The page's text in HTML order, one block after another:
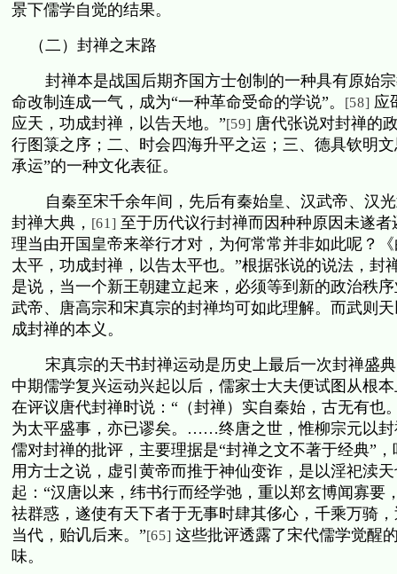
景下儒学自觉的结果。
（二）封禅之末路
封禅本是战国后期齐国方士创制的一种具有原始
命改制连成一气，成为“一种革命受命的学说”。
[58] 应
应天，功成封禅，以告天地。”[59] 唐代张说对封禅的
行图箓之序；二、时会四海升平之运；三、德具钦明文
承运”的一种文化表征。
自秦至宋千余年间，先后有秦始皇、汉武帝、汉
封禅大典， [61] 至于历代议行封禅而因种种原因未遂者
理当由开国皇帝来举行才对，为何常常并非如此呢？
太平，功成封禅，以告太平也。”根据张说的说法，
是说，当一个新王朝建立起来，必须等到新的政治秩
武帝、唐高宗和宋真宗的封禅均可如此理解。而武则
成封禅的本义。
宋真宗的天书封禅运动是历史上最后一次封禅盛
中期儒学复兴运动兴起以后，儒家士大夫便试图从根
在评议唐代封禅时说：“（封禅）实自秦始，古无有
为太平盛事，亦已谬矣。……终唐之世，惟柳宗元以
儒对封禅的批评，主要理据是“封禅之文不著于经典”
用方士之说，虚引黄帝而推于神仙变诈，是以淫祀渎天
起：“汉唐以来，纬书行而经学弛，重以郑玄博闻寡
祛群惑，遂使有天下者于无事时肆其侈心，千乘万骑
当代，贻讥后来。”[65] 这些批评透露了宋代儒学觉醒
味。